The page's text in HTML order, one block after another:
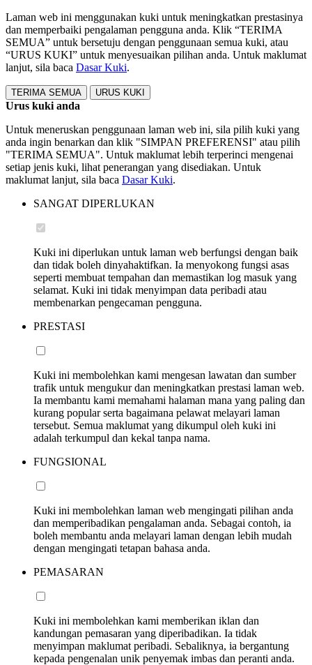
Laman web ini menggunakan kuki untuk meningkatkan prestasinya
dan memperbaiki pengalaman pengguna anda. Klik “TERIMA
SEMUA” untuk bersetuju dengan penggunaan semua kuki, atau
“URUS KUKI” untuk menyesuaikan pilihan anda. Untuk maklumat
lanjut, sila baca Dasar Kuki.
TERIMA SEMUA URUS KUKI
Urus kuki anda
Untuk meneruskan penggunaan laman web ini, sila pilih kuki yang
anda ingin benarkan dan klik "SIMPAN PREFERENSI" atau pilih
"TERIMA SEMUA". Untuk maklumat lebih terperinci mengenai
setiap jenis kuki, lihat penerangan yang disediakan. Untuk
maklumat lanjut, sila baca Dasar Kuki.
SANGAT DIPERLUKAN
Kuki ini diperlukan untuk laman web berfungsi dengan baik
dan tidak boleh dinyahaktifkan. Ia menyokong fungsi asas
seperti membuat tempahan dan memastikan log masuk yang
selamat. Kuki ini tidak menyimpan data peribadi atau
membenarkan pengecaman pengguna.
PRESTASI
Kuki ini membolehkan kami mengesan lawatan dan sumber
trafik untuk mengukur dan meningkatkan prestasi laman web.
Ia membantu kami memahami halaman mana yang paling dan
kurang popular serta bagaimana pelawat melayari laman
tersebut. Semua maklumat yang dikumpul oleh kuki ini
adalah terkumpul dan kekal tanpa nama.
FUNGSIONAL
Kuki ini membolehkan laman web mengingati pilihan anda
dan memperibadikan pengalaman anda. Sebagai contoh, ia
boleh membantu anda melayari laman dengan lebih mudah
dengan mengingati tetapan bahasa anda.
PEMASARAN
Kuki ini membolehkan kami memberikan iklan dan
kandungan pemasaran yang diperibadikan. Ia tidak
menyimpan maklumat peribadi. Sebaliknya, ia bergantung
kepada pengenalan unik penyemak imbas dan peranti anda.